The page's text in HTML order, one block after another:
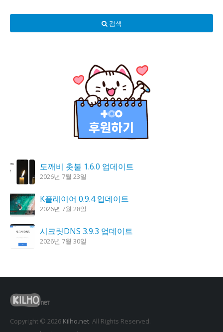
검색
도깨비 촛불 1.6.0 업데이트
2026년 7월 23일
K플레이어 0.9.4 업데이트
2026년 7월 28일
시크릿DNS 3.9.3 업데이트
2026년 7월 30일
꿈의세계 1.3.0 – 꿈해몽, 꿈풀이
2026년 7월 30일
Copyright © 2026 Kilho.net. All Rights Reserved.